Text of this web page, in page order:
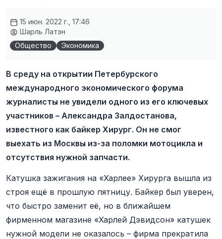
15 июн. 2022 г., 17:46
Шарль Латэн
Общество
Экономика
В среду на открытии Петербурского
международного экономического форума
журналисты не увидели одного из его ключевых
участников – Александра Залдостанова,
известного как байкер Хирург. Он не смог
выехать из Москвы из-за поломки мотоцикла и
отсутствия нужной запчасти.
Катушка зажигания на «Харлее» Хирурга вышла из
строя ещё в прошлую пятницу. Байкер был уверен,
что быстро заменит её, но в ближайшем
фирменном магазине «Харлей Дэвидсон» катушек
нужной модели не оказалось – фирма прекратила